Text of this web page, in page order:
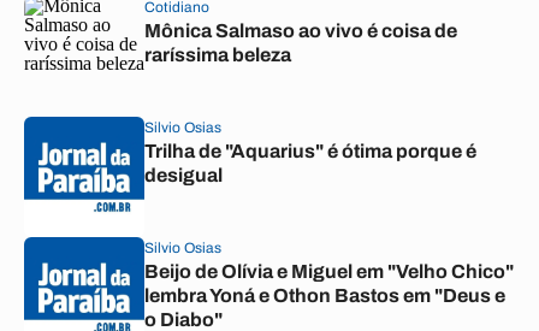
Cotidiano
Mônica Salmaso ao vivo é coisa de
raríssima beleza
Silvio Osias
Trilha de "Aquarius" é ótima porque é
desigual
Silvio Osias
Beijo de Olívia e Miguel em "Velho Chico"
lembra Yoná e Othon Bastos em "Deus e
o Diabo"